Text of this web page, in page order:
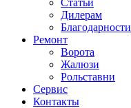
Статьи
Дилерам
Благодарности
Ремонт
Ворота
Жалюзи
Рольставни
Сервис
Контакты